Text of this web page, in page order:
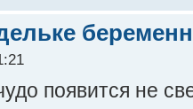
появится не